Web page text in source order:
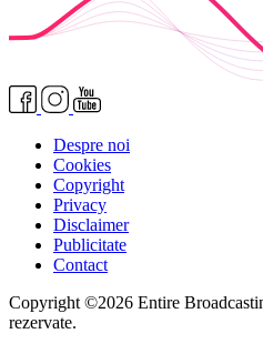
Despre noi
Cookies
Copyright
Privacy
Disclaimer
Publicitate
Contact
Copyright ©2026 Entire
rezervate.